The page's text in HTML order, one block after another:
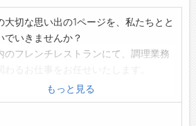
大切な思い出の1ページを、私たちとと
でいきませんか？
のフレンチレストランにて、調理業務
チ調理スタッフ ≫
仕込みおよび調理
もっと見る